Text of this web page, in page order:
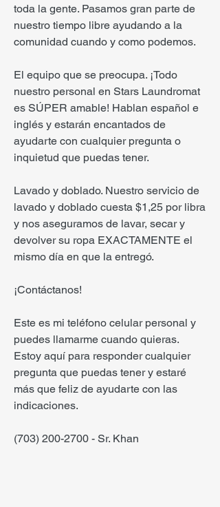
toda la gente. Pasamos gran parte de
nuestro tiempo libre ayudando a la
comunidad cuando y como podemos.
El equipo que se preocupa. ¡Todo
nuestro personal en Stars Laundromat
es SÚPER amable! Hablan español e
inglés y estarán encantados de
ayudarte con cualquier pregunta o
inquietud que puedas tener.
Lavado y doblado. Nuestro servicio de
lavado y doblado cuesta $1,25 por libra
y nos aseguramos de lavar, secar y
devolver su ropa EXACTAMENTE el
mismo día en que la entregó.
¡Contáctanos!
Este es mi teléfono celular personal y
puedes llamarme cuando quieras.
Estoy aquí para responder cualquier
pregunta que puedas tener y estaré
más que feliz de ayudarte con las
indicaciones.
(703) 200-2700 - Sr. Khan